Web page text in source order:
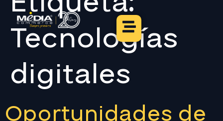
Tecnologías
digitales
Oportunidades de